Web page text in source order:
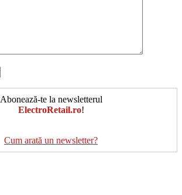
Abonează-te la newsletterul
ElectroRetail.ro!
Cum arată un newsletter?